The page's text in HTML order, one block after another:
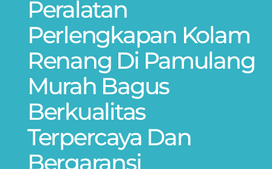
Peralatan
Perlengkapan Kolam
Renang Di Pamulang
Murah Bagus
Berkualitas
Terpercaya Dan
Bergaransi